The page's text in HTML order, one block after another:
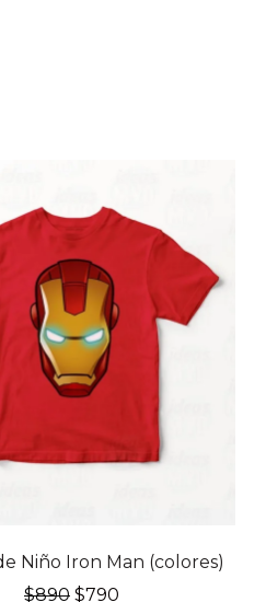
Niño Iron Man (colores)
$890 El
$790